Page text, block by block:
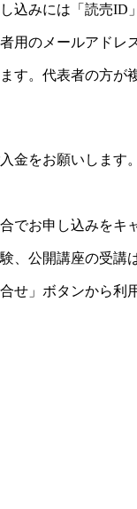
込みには「読売ID
のメールアドレ
。代表者の方
金をお願いします。
お申し込みをキ
公開講座の受講
」ボタンから利